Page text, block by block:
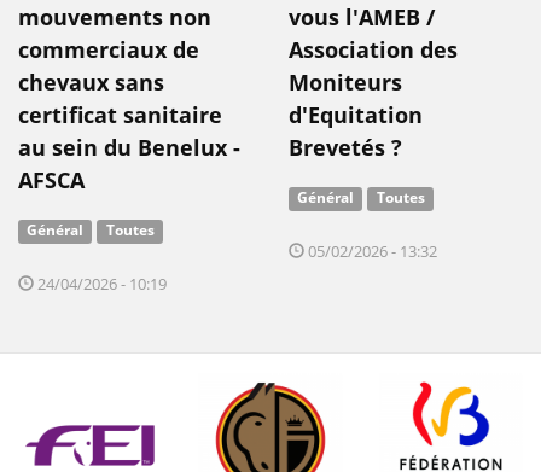
mouvements non
commerciaux de
chevaux sans
certificat sanitaire
au sein du Benelux -
AFSCA
Général Toutes
24/04/2026 - 10:19
vous l'AMEB /
Association des
Moniteurs
d'Equitation
Brevetés ?
Général Toutes
05/02/2026 - 13:32